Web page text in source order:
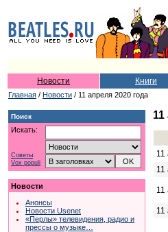
Новости Книги
Главная / Новости / 11 апреля 2020 года
Поиск
Искать:
Советы
Vox populi
Новости
Анонсы
Новости Usenet
«Перлы» телевидения, радио и
прессы о музыке…
11
11
11
11
11